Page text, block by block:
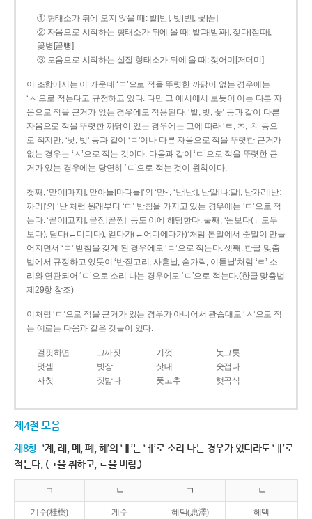
① 형태소가 뒤에 오지 않을 때: 밭[받], 빚[빋], 꽃[꼳]
② 자음으로 시작하는 형태소가 뒤에 올 때: 밭과[받꽈], 젖다[젇따],
꽃병[꼳뼝]
③ 모음으로 시작하는 실질 형태소가 뒤에 올 때: 젖어미[저더미]
이 조항에서는 이 가운데 ‘ㄷ’으로 적을 뚜렷한 까닭이 없는 경우에는
‘ㅅ’으로 적는다고 규정하고 있다. 다만 그 예시에서 보듯이 이는 다른 자
음으로 적을 근거가 없는 경우에도 적용된다. ‘밭, 빚, 꽃’ 등과 같이 다른
자음으로 적을 뚜렷한 까닭이 있는 경우에는 그에 따라 ‘ㅌ, ㅈ, ㅊ’ 등으
로 적지만, ‘낫, 빗’ 등과 같이 ‘ㄷ’이나 다른 자음으로 적을 뚜렷한 근거가
없는 경우는 ‘ㅅ’으로 적는 것이다. 다음과 같이 ‘ㄷ’으로 적을 뚜렷한 근
거가 있는 경우에는 당연히 ‘ㄷ’으로 적는 것이 원칙이다.
첫째, ‘맏이[마지], 맏아들[마다들]’의 ‘맏-’, ‘낟[낟ː], 낟알[나ː달], 낟가리[낟ː
까리]’의 ‘낟’처럼 원래부터 ‘ㄷ’ 받침을 가지고 있는 경우에는 ‘ㄷ’으로 적
는다. ‘곧이[고지], 곧장[곧짱]’ 등도 이에 해당한다. 둘째, ‘돋보다(←도두
보다), 딛다(←디디다), 얻다가(←어디에다가)’처럼 본말에서 준말이 만들
어지면서 ‘ㄷ’ 받침을 갖게 된 경우에도 ‘ㄷ’으로 적는다. 셋째, 한글 맞춤
법에서 규정하고 있듯이 ‘반짇고리, 사흗날, 숟가락, 이튿날’처럼 ‘ㄹ’ 소
리와 연관되어 ‘ㄷ’으로 소리 나는 경우에도 ‘ㄷ’으로 적는다.(한글 맞춤법
제29항 참조)
이처럼 ‘ㄷ’으로 적을 근거가 있는 경우가 아니어서 관습대로 ‘ㅅ’으로 적
는 예로는 다음과 같은 것들이 있다.
걸핏하면 그까짓 기껏
놋그릇
덧셈
빗장 삿대
숫접다
자칫
짓밟다 풋고추 햇곡식
제4절 모음
제8항 ‘계, 례, 몌, 폐, 혜’의 ‘ㅖ’는 ‘ㅔ’로 소리 나는 경우가 있더라도 ‘ㅖ’로
적는다. (ㄱ을 취하고, ㄴ을 버림.)
ㄱ ㄴ ㄱ ㄴ
계수(桂樹) 게수 혜택(惠澤) 헤택